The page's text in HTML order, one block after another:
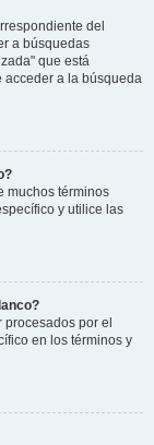
del
a búsquedas
que está
acceder a la búsqueda
muchos términos
y utilice las
por el
en los términos y